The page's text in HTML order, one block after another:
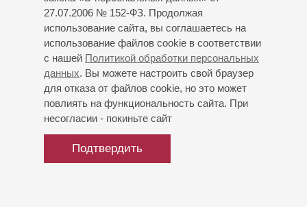
27.07.2006 № 152-ФЗ. Продолжая
использование сайта, вы соглашаетесь на
использование файлов cookie в соответствии
с нашей Политикой обработки персональных
данных. Вы можете настроить свой браузер
для отказа от файлов cookie, но это может
повлиять на функциональность сайта. При
несогласии - покиньте сайт
Подтвердить
альбом музыканта с поздними сочинениями Шопена
(Piano Classics), заслуживший высокую оценку критики.
Пианист сотрудничал с такими коллективами, как
«Кремерата Балтика», камерный оркестр «Амадеус»,
Tokyo New City Orchestra, Варшавский филармонический
и Латвийский национальный оркестры. В сезоне
2018/2019 Г.Осокин активно концертирует с Г.Кремером,
исполняя музыку Шопена, Вайнберга и Сильвестрова.